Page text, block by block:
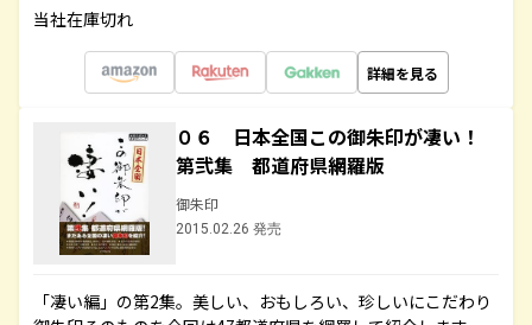
当社在庫切れ
詳細を見る
０６ 日本全国この御朱印が凄い！
第弐集 都道府県網羅版
御朱印
2015.02.26 発売
「凄い編」の第2集。美しい、おもしろい、珍しいにこだわり